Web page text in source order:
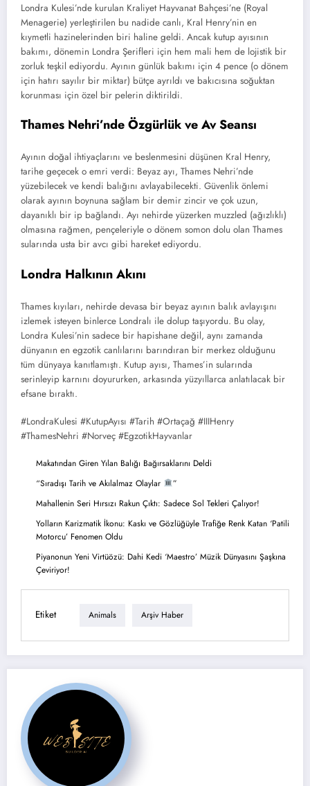
Londra Kulesi’nde kurulan Kraliyet Hayvanat Bahçesi’ne (Royal
Menagerie) yerleştirilen bu nadide canlı, Kral Henry’nin en
kıymetli hazinelerinden biri haline geldi. Ancak kutup ayısının
bakımı, dönemin Londra Şerifleri için hem mali hem de lojistik bir
zorluk teşkil ediyordu. Ayının günlük bakımı için 4 pence (o dönem
için hatırı sayılır bir miktar) bütçe ayrıldı ve bakıcısına soğuktan
korunması için özel bir pelerin diktirildi.
Thames Nehri’nde Özgürlük ve Av Seansı
Ayının doğal ihtiyaçlarını ve beslenmesini düşünen Kral Henry,
tarihe geçecek o emri verdi: Beyaz ayı, Thames Nehri’nde
yüzebilecek ve kendi balığını avlayabilecekti. Güvenlik önlemi
olarak ayının boynuna sağlam bir demir zincir ve çok uzun,
dayanıklı bir ip bağlandı. Ayı nehirde yüzerken muzzled (ağızlıklı)
olmasına rağmen, pençeleriyle o dönem somon dolu olan Thames
sularında usta bir avcı gibi hareket ediyordu.
Londra Halkının Akını
Thames kıyıları, nehirde devasa bir beyaz ayının balık avlayışını
izlemek isteyen binlerce Londralı ile dolup taşıyordu. Bu olay,
Londra Kulesi’nin sadece bir hapishane değil, aynı zamanda
dünyanın en egzotik canlılarını barındıran bir merkez olduğunu
tüm dünyaya kanıtlamıştı. Kutup ayısı, Thames’in sularında
serinleyip karnını doyururken, arkasında yüzyıllarca anlatılacak bir
efsane bıraktı.
#LondraKulesi #KutupAyısı #Tarih #Ortaçağ #IIIHenry
#ThamesNehri #Norveç #EgzotikHayvanlar
Makatından Giren Yılan Balığı Bağırsaklarını Deldi
“Sıradışı Tarih ve Akılalmaz Olaylar
”
Mahallenin Seri Hırsızı Rakun Çıktı: Sadece Sol Tekleri Çalıyor!
Yolların Karizmatik İkonu: Kaskı ve Gözlüğüyle Trafiğe Renk Katan ‘Patili
Motorcu’ Fenomen Oldu
Piyanonun Yeni Virtüözü: Dahi Kedi ‘Maestro’ Müzik Dünyasını Şaşkına
Çeviriyor!
Etiket Animals Arşiv Haber